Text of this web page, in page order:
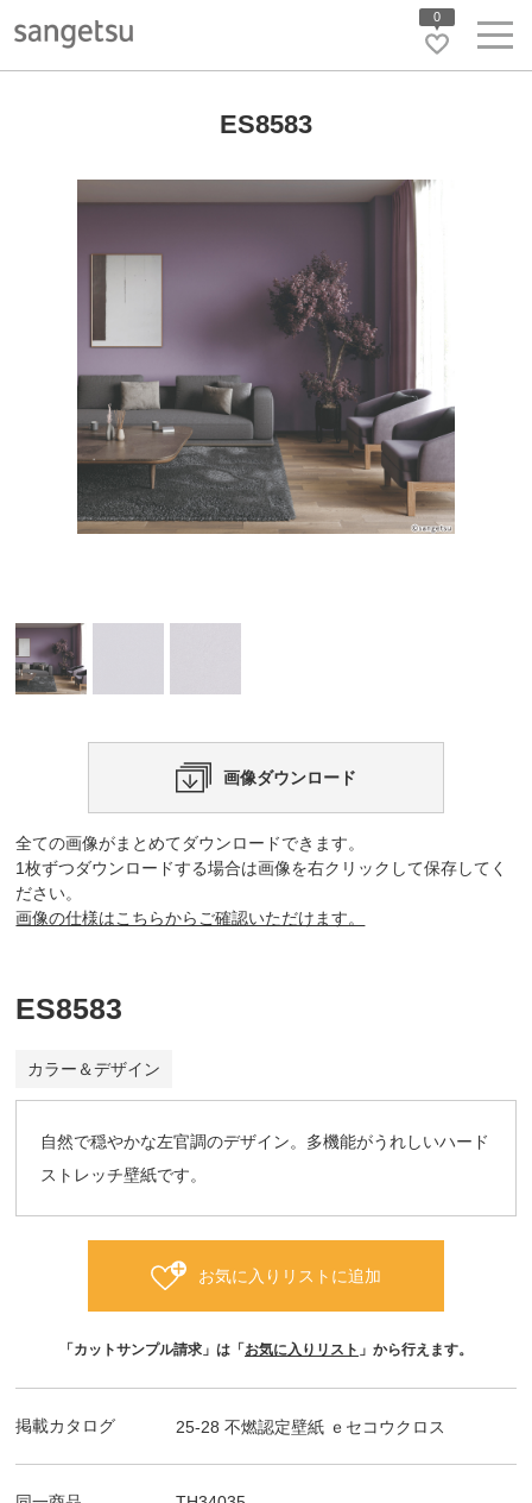
0
ES8583
画像ダウンロード
全ての画像がまとめてダウンロードできます。
1枚ずつダウンロードする場合は画像を右クリックして保存してく
ださい。
画像の仕様はこちらからご確認いただけます。
ES8583
カラー＆デザイン
自然で穏やかな左官調のデザイン。多機能がうれしいハード
ストレッチ壁紙です。
お気に入りリストに追加
「カットサンプル請求」は「 お気に入りリスト 」から行えます。
掲載カタログ 25-28 不燃認定壁紙 ｅセコウクロス